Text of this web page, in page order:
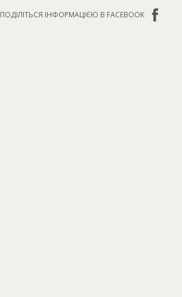
ПОДІЛІТЬСЯ ІНФОРМАЦІЄЮ В FACEBOOK